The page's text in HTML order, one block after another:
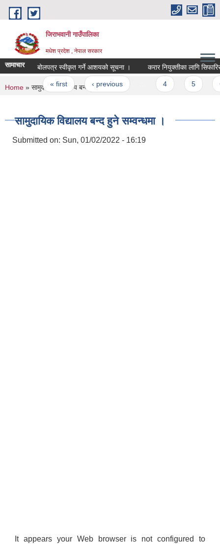
Skip to main content
जिराभवानी गाउँपालिका
मधेश प्रदेश , नेपाल सरकार
सामाचार बोलपत्र स्वीकृत गर्ने आशयको सूचना । करार नियुक्तीका लागि सिफारिस
Pages
« first ‹ previous
You are here
Home » सामुदायिक विद्यालय बन्द हुने सम्वन्धमा ।
सामुदायिक विद्यालय बन्द हुने सम्वन्धमा ।
Submitted on: Sun, 01/02/2022 - 16:19
It appears your Web browser is not configured to